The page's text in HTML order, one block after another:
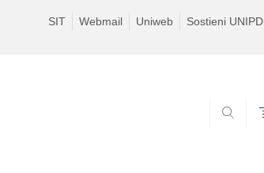
SIT Webmail Uniweb Sostieni UNIPD